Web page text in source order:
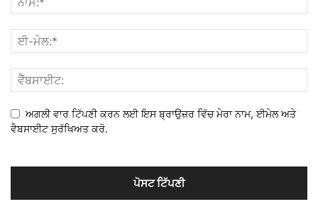
ਅਗਲੀ ਵਾਰ ਟਿੱਪਣੀ ਕਰਨ ਲਈ ਇਸ ਬ੍ਰਾਉਜ਼ਰ ਵਿੱਚ ਮੇਰਾ ਨਾਮ, ਈਮੇਲ ਅਤੇ
ਵੈਬਸਾਈਟ ਸੁਰੱਖਿਅਤ ਕਰੋ.